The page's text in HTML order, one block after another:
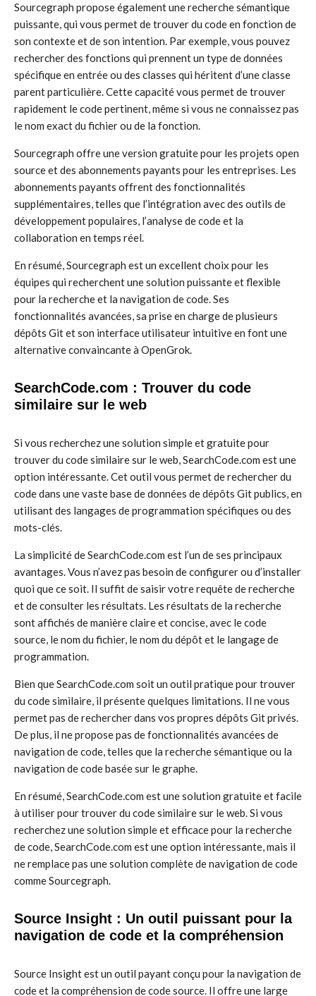
Sourcegraph propose également une recherche sémantique
puissante, qui vous permet de trouver du code en fonction de
son contexte et de son intention. Par exemple, vous pouvez
rechercher des fonctions qui prennent un type de données
spécifique en entrée ou des classes qui héritent d’une classe
parent particulière. Cette capacité vous permet de trouver
rapidement le code pertinent, même si vous ne connaissez pas
le nom exact du fichier ou de la fonction.
Sourcegraph offre une version gratuite pour les projets open
source et des abonnements payants pour les entreprises. Les
abonnements payants offrent des fonctionnalités
supplémentaires, telles que l’intégration avec des outils de
développement populaires, l’analyse de code et la
collaboration en temps réel.
En résumé, Sourcegraph est un excellent choix pour les
équipes qui recherchent une solution puissante et flexible
pour la recherche et la navigation de code. Ses
fonctionnalités avancées, sa prise en charge de plusieurs
dépôts Git et son interface utilisateur intuitive en font une
alternative convaincante à OpenGrok.
SearchCode.com : Trouver du code
similaire sur le web
Si vous recherchez une solution simple et gratuite pour
trouver du code similaire sur le web, SearchCode.com est une
option intéressante. Cet outil vous permet de rechercher du
code dans une vaste base de données de dépôts Git publics, en
utilisant des langages de programmation spécifiques ou des
mots-clés.
La simplicité de SearchCode.com est l’un de ses principaux
avantages. Vous n’avez pas besoin de configurer ou d’installer
quoi que ce soit. Il suffit de saisir votre requête de recherche
et de consulter les résultats. Les résultats de la recherche
sont affichés de manière claire et concise, avec le code
source, le nom du fichier, le nom du dépôt et le langage de
programmation.
Bien que SearchCode.com soit un outil pratique pour trouver
du code similaire, il présente quelques limitations. Il ne vous
permet pas de rechercher dans vos propres dépôts Git privés.
De plus, il ne propose pas de fonctionnalités avancées de
navigation de code, telles que la recherche sémantique ou la
navigation de code basée sur le graphe.
En résumé, SearchCode.com est une solution gratuite et facile
à utiliser pour trouver du code similaire sur le web. Si vous
recherchez une solution simple et efficace pour la recherche
de code, SearchCode.com est une option intéressante, mais il
ne remplace pas une solution complète de navigation de code
comme Sourcegraph.
Source Insight : Un outil puissant pour la
navigation de code et la compréhension
Source Insight est un outil payant conçu pour la navigation de
code et la compréhension de code source. Il offre une large